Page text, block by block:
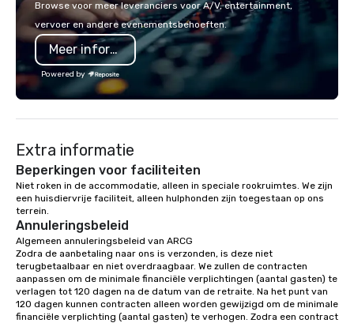
choose what would suit your team
best. Sonoma Zipline Adventures is a
popular option. We can also facilitate
team building, archery tag, and
challenge courses for a day full of
adventure. Our team can help assist
snack options to make your day with
your team enjoyable and successful.
We have a large dining hall that can
serve 450 guests at a time. But, if you
would like a more intimate upscale
option, our full catering team can work
with you to create the meal of your
dreams! If you would like to use a
meeting room we have a number of
different rooms that are available,
from boardrooms to large venues. We
Browse voor meer leveranciers voor A/V, entertainment,
vervoer en andere evenementsbehoeften.
Meer informatie
Powered by
Extra informatie
Beperkingen voor faciliteiten
Niet roken in de accommodatie, alleen in speciale rookruimtes. We zijn
een huisdiervrije faciliteit, alleen hulphonden zijn toegestaan op ons
terrein.
Annuleringsbeleid
Algemeen annuleringsbeleid van ARCG
Zodra de aanbetaling naar ons is verzonden, is deze niet
terugbetaalbaar en niet overdraagbaar. We zullen de contracten
aanpassen om de minimale financiële verplichtingen (aantal gasten) te
verlagen tot 120 dagen na de datum van de retraite. Na het punt van
120 dagen kunnen contracten alleen worden gewijzigd om de minimale
financiële verplichting (aantal gasten) te verhogen. Zodra een contract